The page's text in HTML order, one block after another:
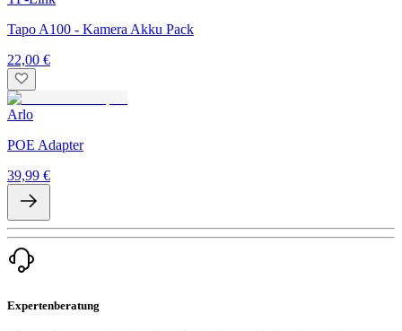
Tapo A100 - Kamera Akku Pack
22,00 €
Arlo
POE Adapter
39,99 €
Expertenberatung